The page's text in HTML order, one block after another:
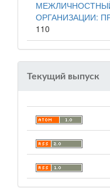
ОРГАНИЗАЦИИ:
110
Текущий выпуск